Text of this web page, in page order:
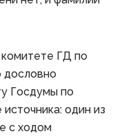
ГД по
дословно
Госдумы по
один из
с ходом